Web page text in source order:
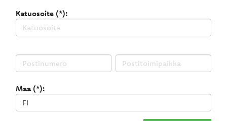
Katuosoite (*):
Maa (*):